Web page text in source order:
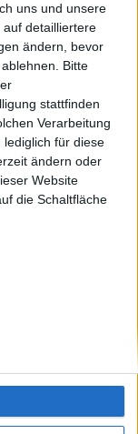
uns und unsere
auf detailliertere
ändern, bevor
Bitte
stattfinden
Verarbeitung
für diese
ändern oder
Website
die Schaltfläche
allerici
visiting
and be
score